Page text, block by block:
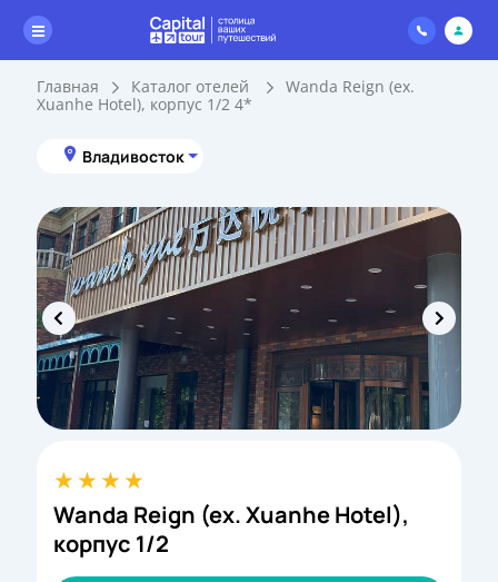
Главная Каталог отелей
Wanda Reign (ex.
Xuanhe Hotel), корпус 1/2 4*
Владивосток
Wanda Reign (ex. Xuanhe Hotel),
корпус 1/2